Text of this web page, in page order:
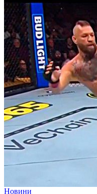
Новини